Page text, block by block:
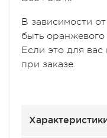
В зависимости
быть
Если это для вас
при заказе.